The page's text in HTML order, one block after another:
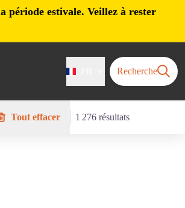
période estivale. Veillez à rester
Recherche
Tout effacer 1 276 résultats